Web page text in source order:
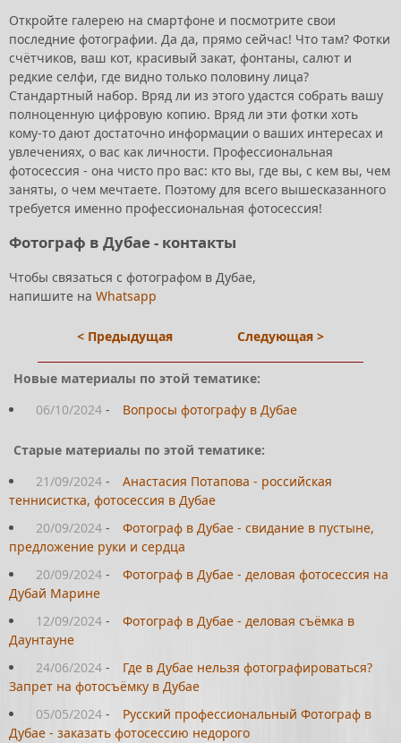
Откройте галерею на смартфоне и посмотрите свои
последние фотографии. Да да, прямо сейчас! Что там? Фотки
счётчиков, ваш кот, красивый закат, фонтаны, салют и
редкие селфи, где видно только половину лица?
Стандартный набор. Вряд ли из этого удастся собрать вашу
полноценную цифровую копию. Вряд ли эти фотки хоть
кому-то дают достаточно информации о ваших интересах и
увлечениях, о вас как личности. Профессиональная
фотосессия - она чисто про вас: кто вы, где вы, с кем вы, чем
заняты, о чем мечтаете. Поэтому для всего вышесказанного
требуется именно профессиональная фотосессия!
Фотограф в Дубае - контакты
Чтобы связаться с фотографом в Дубае,
напишите на Whatsapp
< Предыдущая Следующая >
Новые материалы по этой тематике:
06/10/2024 - Вопросы фотографу в Дубае
Старые материалы по этой тематике:
21/09/2024 -
Анастасия Потапова - российская
теннисистка, фотосессия в Дубае
20/09/2024 -
Фотограф в Дубае - свидание в пустыне,
предложение руки и сердца
20/09/2024 -
Фотограф в Дубае - деловая фотосессия на
Дубай Марине
12/09/2024 -
Фотограф в Дубае - деловая съёмка в
Даунтауне
24/06/2024 -
Где в Дубае нельзя фотографироваться?
Запрет на фотосъёмку в Дубае
05/05/2024 -
Русский профессиональный Фотограф в
Дубае - заказать фотосессию недорого